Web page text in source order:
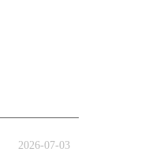
2026-07-03